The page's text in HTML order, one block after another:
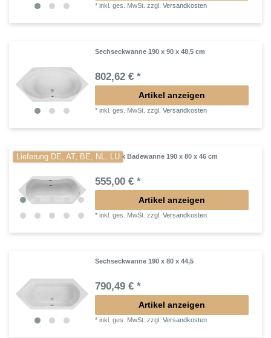
*inkl. ges. MwSt. zzgl.Versandkosten
Sechseckwanne 190 x 90 x 48,5 cm
802,62 € *
Artikel anzeigen
*inkl. ges. MwSt. zzgl.Versandkosten
Lieferung DE, AT, BE, NL, LUSechseck Badewanne 190 x 80 x 46 cm
555,00 € *
Artikel anzeigen
*inkl. ges. MwSt. zzgl.Versandkosten
Sechseckwanne 190 x 80 x 44,5
790,49 € *
Artikel anzeigen
*inkl. ges. MwSt. zzgl.Versandkosten